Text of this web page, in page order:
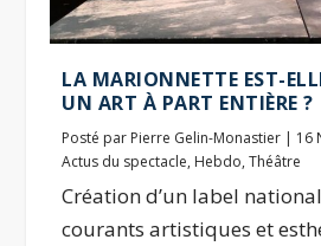
LA MARIONNETTE EST-
UN ART À PART ENTIÈRE ?
Posté par Pierre Gelin-Monastier | 16
Actus du spectacle, Hebdo,Théâtre
Création d’un label
courants artistiques et